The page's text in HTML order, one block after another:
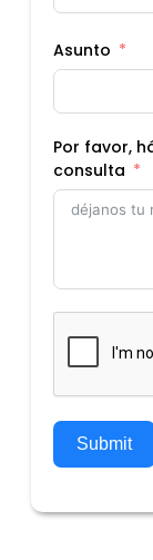
Asunto
Por favor,
consulta
Submit